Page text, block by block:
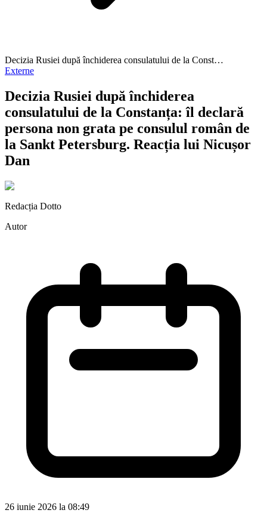
Decizia Rusiei după închiderea consulatului de la Const…
Externe
Decizia Rusiei după închiderea
consulatului de la Constanța: îl declară
persona non grata pe consulul român de
la Sankt Petersburg. Reacția lui Nicușor
Dan
Redacția Dotto
Autor
26 iunie 2026 la 08:49